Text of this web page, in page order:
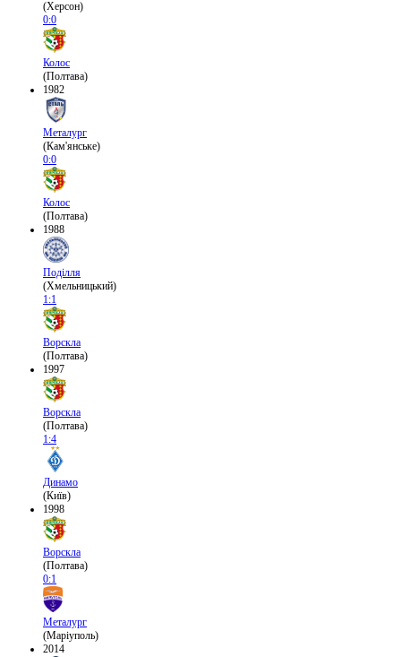
(Херсон)
0:0
Колос
(Полтава)
1982
Металург
(Кам'янське)
0:0
Колос
(Полтава)
1988
Поділля
(Хмельницький)
1:1
Ворскла
(Полтава)
1997
Ворскла
(Полтава)
1:4
Динамо
(Київ)
1998
Ворскла
(Полтава)
0:1
Металург
(Маріуполь)
2014